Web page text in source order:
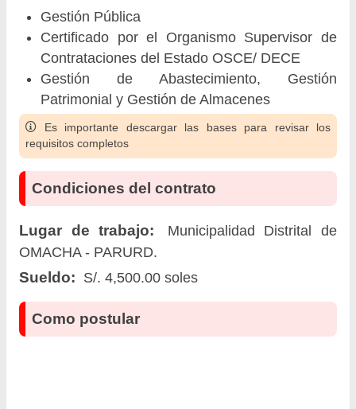
Gestión Pública
Certificado por el Organismo Supervisor de
Contrataciones del Estado OSCE/ DECE
Gestión de Abastecimiento, Gestión
Patrimonial y Gestión de Almacenes
Es importante descargar las bases para revisar los
requisitos completos
Condiciones del contrato
Lugar de trabajo:
Municipalidad Distrital de
OMACHA - PARURD.
Sueldo: S/. 4,500.00 soles
Como postular